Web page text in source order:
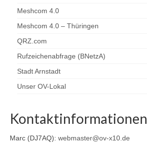
Meshcom 4.0
Meshcom 4.0 – Thüringen
QRZ.com
Rufzeichenabfrage (BNetzA)
Stadt Arnstadt
Unser OV-Lokal
Kontaktinformationen
Marc (DJ7AQ): webmaster@ov-x10.de